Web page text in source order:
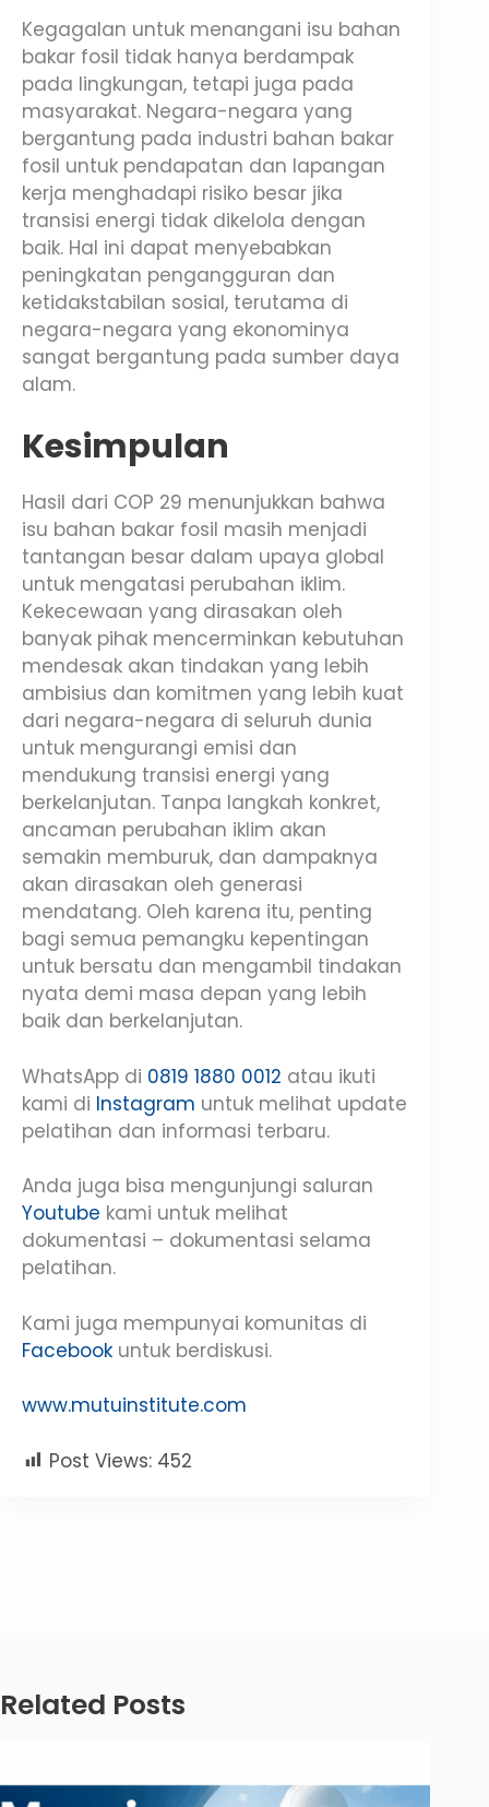
Kegagalan untuk menangani isu bahan
bakar fosil tidak hanya berdampak
pada lingkungan, tetapi juga pada
masyarakat. Negara-negara yang
bergantung pada industri bahan bakar
fosil untuk pendapatan dan lapangan
kerja menghadapi risiko besar jika
transisi energi tidak dikelola dengan
baik. Hal ini dapat menyebabkan
peningkatan pengangguran dan
ketidakstabilan sosial, terutama di
negara-negara yang ekonominya
sangat bergantung pada sumber daya
alam.
Kesimpulan
Hasil dari COP 29 menunjukkan bahwa
isu bahan bakar fosil masih menjadi
tantangan besar dalam upaya global
untuk mengatasi perubahan iklim.
Kekecewaan yang dirasakan oleh
banyak pihak mencerminkan kebutuhan
mendesak akan tindakan yang lebih
ambisius dan komitmen yang lebih kuat
dari negara-negara di seluruh dunia
untuk mengurangi emisi dan
mendukung transisi energi yang
berkelanjutan. Tanpa langkah konkret,
ancaman perubahan iklim akan
semakin memburuk, dan dampaknya
akan dirasakan oleh generasi
mendatang. Oleh karena itu, penting
bagi semua pemangku kepentingan
untuk bersatu dan mengambil tindakan
nyata demi masa depan yang lebih
baik dan berkelanjutan.
WhatsApp di 0819 1880 0012 atau ikuti
kami di Instagram untuk melihat update
pelatihan dan informasi terbaru.
Anda juga bisa mengunjungi saluran
Youtube kami untuk melihat
dokumentasi – dokumentasi selama
pelatihan.
Kami juga mempunyai komunitas di
Facebook untuk berdiskusi.
www.mutuinstitute.com
Post Views: 452
Related Posts